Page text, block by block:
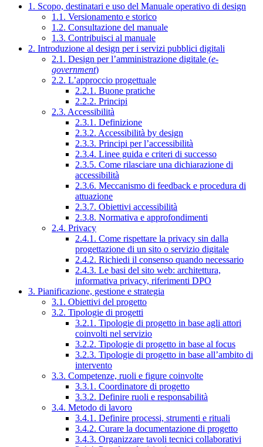
1. Scopo, destinatari e uso del Manuale operativo di design
1.1. Versionamento e storico
1.2. Consultazione del manuale
1.3. Contribuisci al manuale
2. Introduzione al design per i servizi pubblici digitali
2.1. Design per l’amministrazione digitale (e-
government)
2.2. L’approccio progettuale
2.2.1. Buone pratiche
2.2.2. Principi
2.3. Accessibilità
2.3.1. Definizione
2.3.2. Accessibilità by design
2.3.3. Principi per l’accessibilità
2.3.4. Linee guida e criteri di successo
2.3.5. Come rilasciare una dichiarazione di
accessibilità
2.3.6. Meccanismo di feedback e procedura di
attuazione
2.3.7. Obiettivi accessibilità
2.3.8. Normativa e approfondimenti
2.4. Privacy
2.4.1. Come rispettare la privacy sin dalla
progettazione di un sito o servizio digitale
2.4.2. Richiedi il consenso quando necessario
2.4.3. Le basi del sito web: architettura,
informativa privacy, riferimenti DPO
3. Pianificazione, gestione e strategia
3.1. Obiettivi del progetto
3.2. Tipologie di progetti
3.2.1. Tipologie di progetto in base agli attori
coinvolti nel servizio
3.2.2. Tipologie di progetto in base al focus
3.2.3. Tipologie di progetto in base all’ambito di
intervento
3.3. Competenze, ruoli e figure coinvolte
3.3.1. Coordinatore di progetto
3.3.2. Definire ruoli e responsabilità
3.4. Metodo di lavoro
3.4.1. Definire processi, strumenti e rituali
3.4.2. Curare la documentazione di progetto
3.4.3. Organizzare tavoli tecnici collaborativi